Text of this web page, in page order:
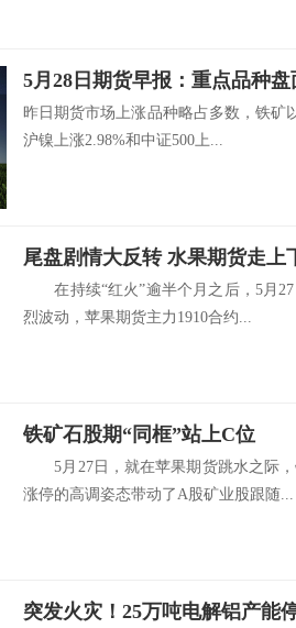
5月28日期货早报：重点品种
昨日期货市场上涨品种略占多数，铁矿
沪镍上涨2.98%和中证500上...
尾盘剧情大反转 水果期货走上
在持续“红火”逾半个月之后，5月27
烈波动，苹果期货主力1910合约...
铁矿石股期“同框”站上C位
5月27日，就在苹果期货跳水之际，
涨停的高调姿态带动了A股矿业股跟随...
突发火灾！25万吨电解铝产能